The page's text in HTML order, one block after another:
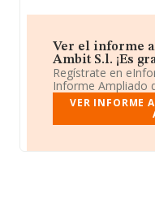
Ver el informe
Ambit S.l. ¡Es
Regístrate en
Informe Ampliado
VER INFORME